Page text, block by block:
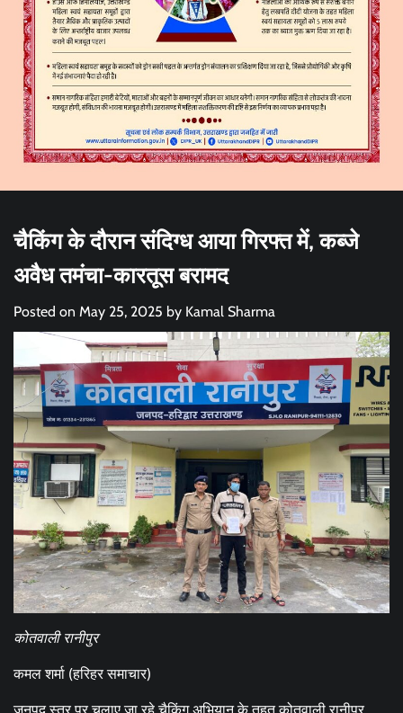
चैकिंग के दौरान संदिग्ध आया गिरफ्त में, कब्जे
अवैध तमंचा-कारतूस बरामद
Posted on May 25, 2025 by Kamal Sharma
कोतवाली रानीपुर
कमल शर्मा (हरिहर समाचार)